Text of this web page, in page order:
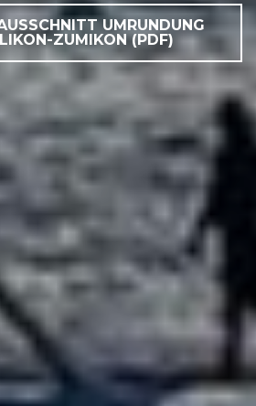
UMRUNDUNG
ZUMIKON (PDF)